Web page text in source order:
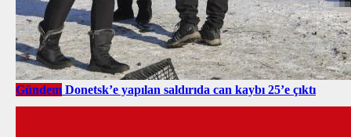
Gündem Donetsk’e yapılan saldırıda can kaybı 25’e çıktı